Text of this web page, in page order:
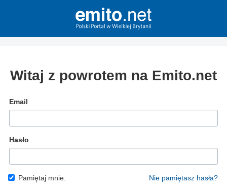
Witaj z powrotem na Emito.net
Email
Hasło
Pamiętaj mnie. Nie pamiętasz hasła?